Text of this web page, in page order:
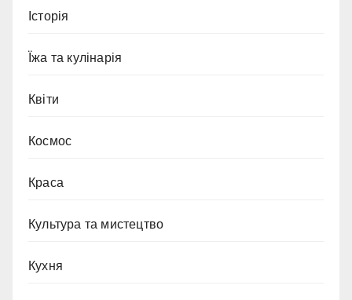
Історія
Їжа та кулінарія
Квіти
Космос
Краса
Культура та мистецтво
Кухня